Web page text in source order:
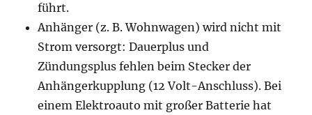
führt.
Anhänger (z. B. Wohnwagen) wird nicht mit
Strom versorgt: Dauerplus und
Zündungsplus fehlen beim Stecker der
Anhängerkupplung (12 Volt-Anschluss). Bei
einem Elektroauto mit großer Batterie hat